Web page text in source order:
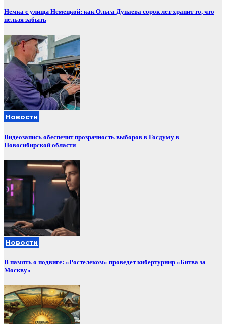
Немка с улицы Немецкой: как Ольга Дунаева сорок лет хранит то, что
нельзя забыть
Новости
Видеозапись обеспечит прозрачность выборов в Госдуму в
Новосибирской области
Новости
В память о подвиге: «Ростелеком» проведет кибертурнир «Битва за
Москву»